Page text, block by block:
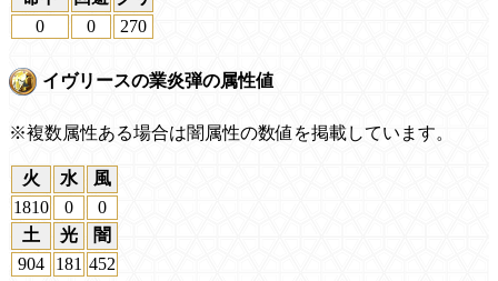
0
0 270
イヴリースの業炎弾の属性値
※複数属性ある場合は闇属性の数値を掲載しています。
火 水
風
1810
0
0
土
光
闇
904
181 452